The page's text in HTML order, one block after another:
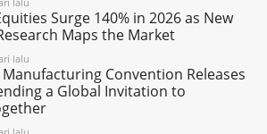
Surge 140% in 2026 as New
Maps the Market
lalu
Convention Releases
a Global Invitation to